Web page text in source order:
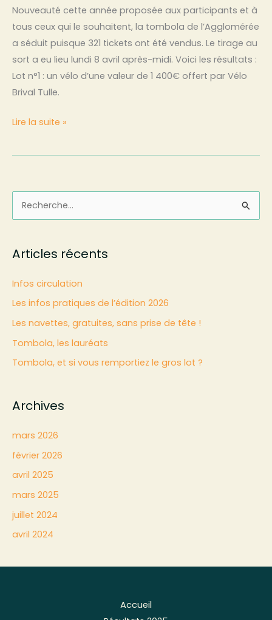
Nouveauté cette année proposée aux participants et à
tous ceux qui le souhaitent, la tombola de l’Agglomérée
a séduit puisque 321 tickets ont été vendus. Le tirage au
sort a eu lieu lundi 8 avril après-midi. Voici les résultats :
Lot n°1 : un vélo d’une valeur de 1 400€ offert par Vélo
Brival Tulle.
Lire la suite »
h
h
e
r
Articles récents
Infos circulation
Les infos pratiques de l’édition 2026
Les navettes, gratuites, sans prise de tête !
Tombola, les lauréats
Tombola, et si vous remportiez le gros lot ?
Archives
mars 2026
février 2026
avril 2025
mars 2025
juillet 2024
avril 2024
Accueil